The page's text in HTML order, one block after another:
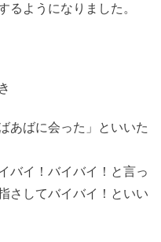
るようになりました。
あばに会った」といいた
イ！バイバイ！と言っ
さしてバイバイ！といい